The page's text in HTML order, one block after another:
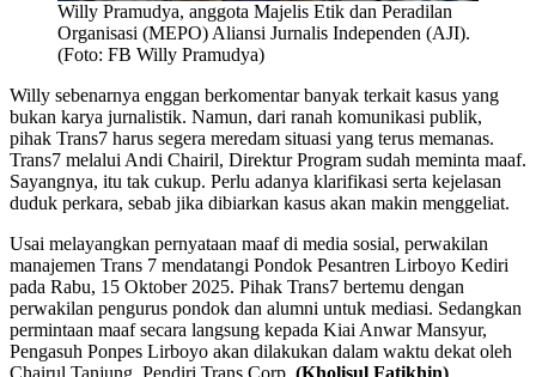
Willy Pramudya, anggota Majelis Etik dan Peradilan
Organisasi (MEPO) Aliansi Jurnalis Independen (AJI).
(Foto: FB Willy Pramudya)
Willy sebenarnya enggan berkomentar banyak terkait kasus yang
bukan karya jurnalistik. Namun, dari ranah komunikasi publik,
pihak Trans7 harus segera meredam situasi yang terus memanas.
Trans7 melalui Andi Chairil, Direktur Program sudah meminta maaf.
Sayangnya, itu tak cukup. Perlu adanya klarifikasi serta kejelasan
duduk perkara, sebab jika dibiarkan kasus akan makin menggeliat.
Usai melayangkan pernyataan maaf di media sosial, perwakilan
manajemen Trans 7 mendatangi Pondok Pesantren Lirboyo Kediri
pada Rabu, 15 Oktober 2025. Pihak Trans7 bertemu dengan
perwakilan pengurus pondok dan alumni untuk mediasi. Sedangkan
permintaan maaf secara langsung kepada Kiai Anwar Mansyur,
Pengasuh Ponpes Lirboyo akan dilakukan dalam waktu dekat oleh
Chairul Tanjung, Pendiri Trans Corp. (Kholisul Fatikhin)